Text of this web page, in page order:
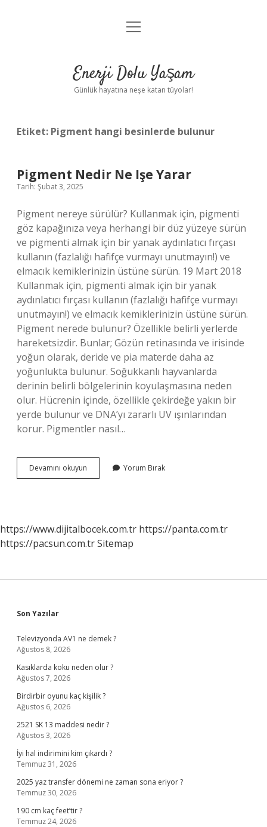
Anasayfa
Yasal Uyarı
menüyü
Enerji Dolu Yaşam
Günlük hayatına neşe katan tüyolar!
Etiket: Pigment hangi besinlerde bulunur
Pigment Nedir Ne Işe Yarar
Tarih: Şubat 3, 2025
Pigment nereye sürülür? Kullanmak için, pigmenti
göz kapağınıza veya herhangi bir düz yüzeye sürün
ve pigmenti almak için bir yanak aydınlatıcı fırçası
kullanın (fazlalığı hafifçe vurmayı unutmayın!) ve
elmacık kemiklerinizin üstüne sürün. 19 Mart 2018
Kullanmak için, pigmenti almak için bir yanak
aydınlatıcı fırçası kullanın (fazlalığı hafifçe vurmayı
unutmayın!) ve elmacık kemiklerinizin üstüne sürün.
Pigment nerede bulunur? Özellikle belirli yerlerde
hareketsizdir. Bunlar; Gözün retinasında ve irisinde
yoğun olarak, deride ve pia materde daha az
yoğunlukta bulunur. Soğukkanlı hayvanlarda
derinin belirli bölgelerinin koyulaşmasına neden
olur. Hücrenin içinde, özellikle çekirdeğe yakın bir
yerde bulunur ve DNA’yı zararlı UV ışınlarından
korur. Pigmentler nasıl…
Devamını okuyun Pigment
Nedir
Yorum Bırak
https://www.dijitalbocek.com.tr https://panta.com.tr
https://pacsun.com.trSitemap
Sidebar
Son Yazılar
Televizyonda AV1 ne demek ?
Ağustos 8, 2026
Kasıklarda koku neden olur ?
Ağustos 7, 2026
Birdirbir oyunu kaç kişilik ?
Ağustos 6, 2026
2521 SK 13 maddesi nedir ?
Ağustos 3, 2026
İyi hal indirimini kim çıkardı ?
Temmuz 31, 2026
2025 yaz transfer dönemi ne zaman sona eriyor ?
Temmuz 30, 2026
190 cm kaç feet’tir ?
Temmuz 24, 2026